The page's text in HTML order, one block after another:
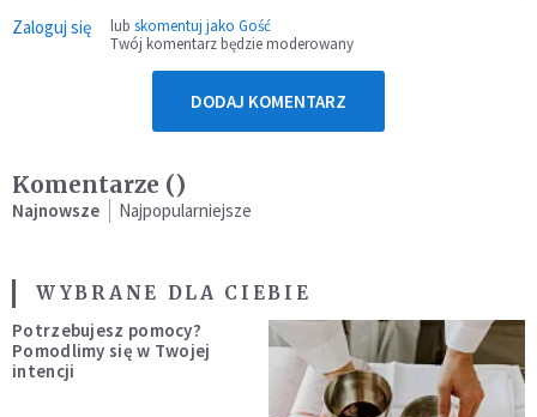
Zaloguj się lub skomentuj jako Gość
Twój komentarz będzie moderowany
DODAJ KOMENTARZ
Komentarze ()
Najnowsze Najpopularniejsze
WYBRANE DLA CIEBIE
Potrzebujesz pomocy?
Pomodlimy się w Twojej
intencji